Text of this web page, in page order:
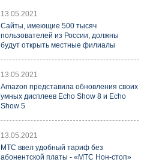
13.05.2021
Cайты, имеющие 500 тысяч
пользователей из России, должны
будут открыть местные филиалы
13.05.2021
Amazon представила обновления своих
умных дисплеев Echo Show 8 и Echo
Show 5
13.05.2021
МТС ввел удобный тариф без
абонентской платы - «МТС Нон-стоп»